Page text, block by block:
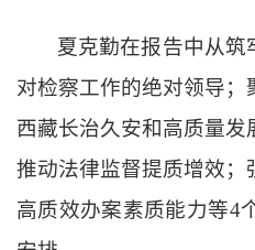
夏克勤在报告中从筑
对检察工作的绝对领导
西藏长治久安和高质量
推动法律监督提质增效；
高质效办案素质能力等4